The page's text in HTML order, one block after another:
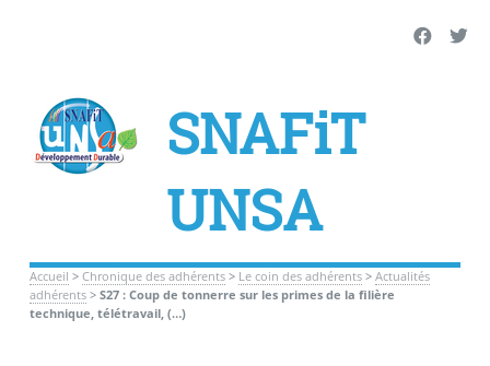
SNAFiT
UNSA
Accueil > Chronique des adhérents> Le coin des adhérents> Actualités
adhérents> S27 : Coup de tonnerre sur les primes de la filière
technique, télétravail, (…)